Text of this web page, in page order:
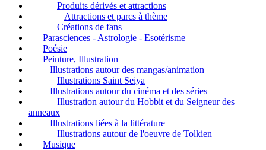
Produits dérivés et attractions
Attractions et parcs à thème
Créations de fans
Parasciences - Astrologie - Esotérisme
Poésie
Peinture, Illustration
Illustrations autour des mangas/animation
Illustrations Saint Seiya
Illustrations autour du cinéma et des séries
Illustration autour du Hobbit et du Seigneur des
anneaux
Illustrations liées à la littérature
Illustrations autour de l'oeuvre de Tolkien
Musique